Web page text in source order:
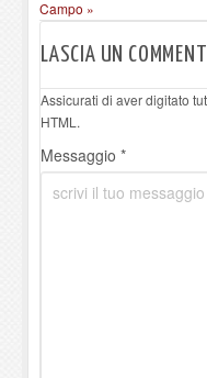
Campo »
LASCIA UN
Assicurati di aver digitato
HTML.
Messaggio *